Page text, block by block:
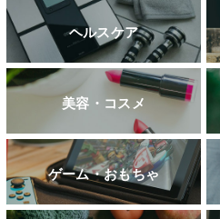
ヘルスケア
美容・コスメ
ゲーム・おもちゃ